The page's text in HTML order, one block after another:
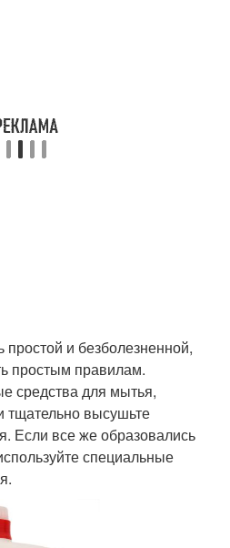
и безболезненной,
простым правилам.
средства для мытья,
тщательно высушьте
Если все же образовались
специальные